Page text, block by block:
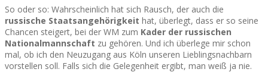
So oder so: Wahrscheinlich hat sich Rausch, der auch die
russische Staatsangehörigkeit hat, überlegt, dass er so seine
Chancen steigert, bei der WM zum Kader der russischen
Nationalmannschaft zu gehören. Und ich überlege mir schon
mal, ob ich den Neuzugang aus Köln unseren Lieblingsnachbarn
vorstellen soll. Falls sich die Gelegenheit ergibt, man weiß ja nie.